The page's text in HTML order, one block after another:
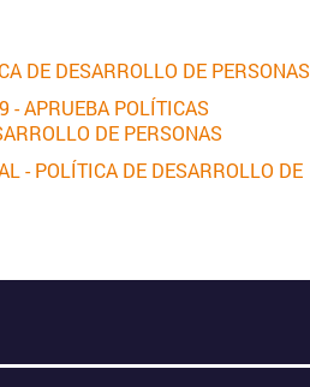
DE DESARROLLO DE PERSONAS
- APRUEBA POLÍTICAS
DE PERSONAS
- POLÍTICA DE DESARROLLO DE